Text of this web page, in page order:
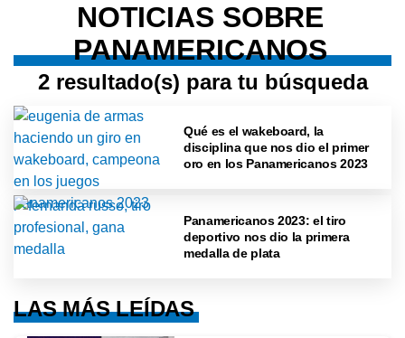
NOTICIAS SOBRE
PANAMERICANOS
2 resultado(s) para tu búsqueda
Qué es el wakeboard, la
disciplina que nos dio el primer
oro en los Panamericanos 2023
Panamericanos 2023: el tiro
deportivo nos dio la primera
medalla de plata
LAS MÁS LEÍDAS